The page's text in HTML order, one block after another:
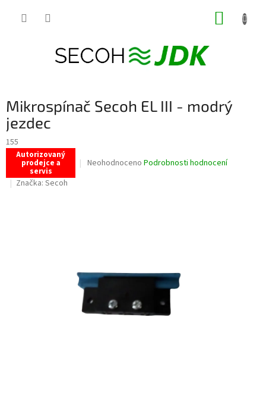
Mikrospínač Secoh EL III - modrý
jezdec
155
Autorizovaný
prodejce a
servis
Průměrné
Neohodnoceno Podrobnosti hodnocení
Značka: Secoh